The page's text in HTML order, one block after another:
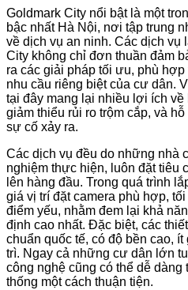
Goldmark City nổi bật là một
bậc nhất Hà Nội, nơi tập trung
về dịch vụ an ninh. Các dịch vụ
City không chỉ đơn thuần đảm
ra các giải pháp tối ưu, phù
nhu cầu riêng biệt của cư dân.
tại đây mang lại nhiều lợi ích về
giảm thiểu rủi ro trộm cắp, và
sự cố xảy ra.
Các dịch vụ đều do những nhà
nghiệm thực hiện, luôn đặt tiêu
lên hàng đầu. Trong quá trình
giá vị trí đặt camera phù hợp,
điểm yếu, nhằm đem lại khả
định cao nhất. Đặc biệt, các
chuẩn quốc tế, có độ bền cao,
trì. Ngay cả những cư dân lớn
công nghệ cũng có thể dễ
thống một cách thuận tiện.